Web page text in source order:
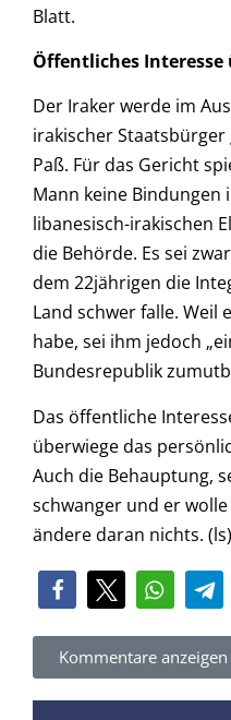
Blatt.
Öffentliches
Der Iraker werde im
irakischer
Paß. Für das Gericht
Mann keine
libanesisch-irakischen
die Behörde. Es sei
dem 22jährigen die
Land schwer falle.
habe, sei ihm jedoch
Bundesrepublik
Das öffentliche
überwiege das
Auch die Behauptung,
schwanger und er
ändere daran nichts. (ls)
Kommentare anzeigen